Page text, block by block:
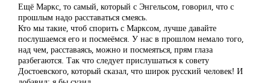
Ещё Маркс, то самый, который с Энгельсом, говорил, что с
прошлым надо расставаться смеясь.
Кто мы такие, чтоб спорить с Марксом, лучше давайте
послушаемся его и посмеёмся. У нас в прошлом немало того,
над чем, расставаясь, можно и посмеяться, прям глаза
разбегаются. Так что следует прислушаться к совету
Достоевского, который сказал, что широк русский человек! И